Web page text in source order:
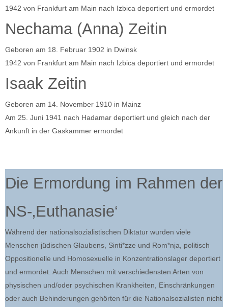
1942 von Frankfurt am Main nach Izbica deportiert und ermordet
Nechama (Anna) Zeitin
Geboren am 18. Februar 1902 in Dwinsk
1942 von Frankfurt am Main nach Izbica deportiert und ermordet
Isaak Zeitin
Geboren am 14. November 1910 in Mainz
Am 25. Juni 1941 nach Hadamar deportiert und gleich nach der
Ankunft in der Gaskammer ermordet
Die Ermordung im Rahmen der
NS-‚Euthanasie‘
Während der nationalsozialistischen Diktatur wurden viele
Menschen jüdischen Glaubens, Sinti*zze und Rom*nja, politisch
Oppositionelle und Homosexuelle in Konzentrationslager deportiert
und ermordet. Auch Menschen mit verschiedensten Arten von
physischen und/oder psychischen Krankheiten, Einschränkungen
oder auch Behinderungen gehörten für die Nationalsozialisten nicht